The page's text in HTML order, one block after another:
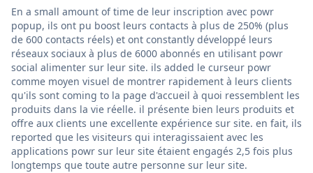
En a small amount of time de leur inscription avec powr
popup, ils ont pu boost leurs contacts à plus de 250% (plus
de 600 contacts réels) et ont constantly développé leurs
réseaux sociaux à plus de 6000 abonnés en utilisant powr
social alimenter sur leur site. ils added le curseur powr
comme moyen visuel de montrer rapidement à leurs clients
qu'ils sont coming to la page d'accueil à quoi ressemblent les
produits dans la vie réelle. il présente bien leurs produits et
offre aux clients une excellente expérience sur site. en fait, ils
reported que les visiteurs qui interagissaient avec les
applications powr sur leur site étaient engagés 2,5 fois plus
longtemps que toute autre personne sur leur site.